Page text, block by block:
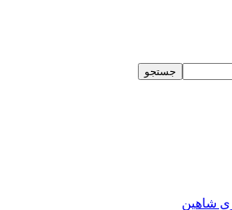
جستجو
شاهین